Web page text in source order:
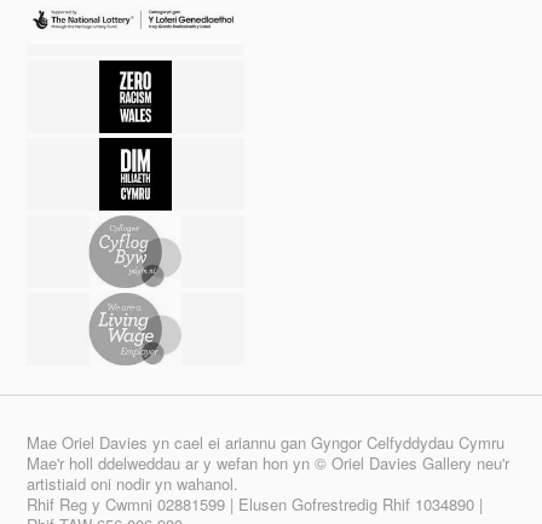
Mae Oriel Davies yn cael ei ariannu gan Gyngor Celfyddydau Cymru
Mae'r holl ddelweddau ar y wefan hon yn © Oriel Davies Gallery neu'r
artistiaid oni nodir yn wahanol.
Rhif Reg y Cwmni 02881599 | Elusen Gofrestredig Rhif 1034890 |